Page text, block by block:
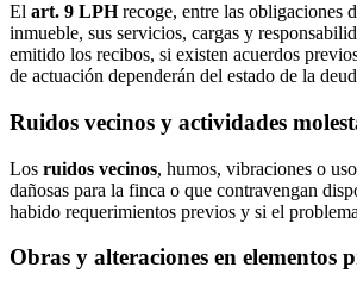
El art. 9 LPHrecoge, entre las obligaciones
inmueble, sus servicios, cargas y
emitido los recibos, si existen acuerdos
de actuación dependerán del estado de la
Ruidos vecinos y actividades
Los ruidos vecinos, humos, vibraciones o
dañosas para la finca o que contravengan
habido requerimientos previos y si el
Obras y alteraciones en elementos